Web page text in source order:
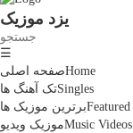
یزد موزیک
☰
صفحه اصلیHome
تک آهنگ هاSingles
برترین موزیک هاFeatured
موزیک ویدیوMusic Videos